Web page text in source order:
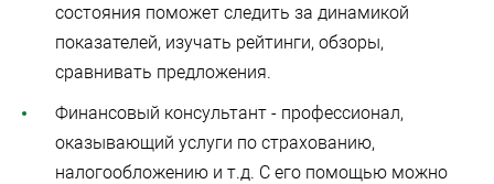
состояния поможет следить за динамикой
показателей, изучать рейтинги, обзоры,
сравнивать предложения.
Финансовый консультант - профессионал,
оказывающий услуги по страхованию,
налогообложению и т.д. С его помощью можно